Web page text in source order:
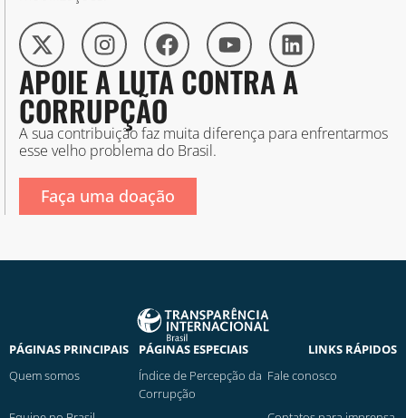
APOIE A LUTA CONTRA A
CORRUPÇÃO
A sua contribuição faz muita diferença para enfrentarmos
esse velho problema do Brasil.
Faça uma doação
PÁGINAS PRINCIPAIS
Quem somos
PÁGINAS ESPECIAIS
Índice de Percepção da
Corrupção
LINKS RÁPIDOS
Fale conosco